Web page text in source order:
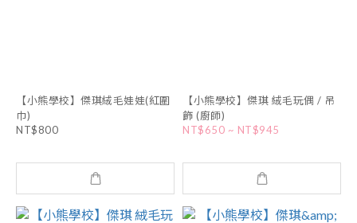
【小熊學校】傑琪絨毛娃娃(紅圍
巾)
NT$800
【小熊學校】傑琪 絨毛玩偶 / 吊
飾 (廚師)
NT$650 ~ NT$945